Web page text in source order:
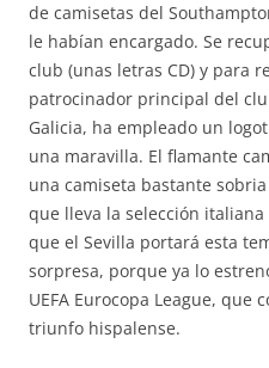
de camisetas del
le habían encargado. Se
club (unas letras CD) y para
patrocinador principal del
Galicia, ha empleado un
una maravilla. El flamante
una camiseta bastante
que lleva la selección
que el Sevilla portará esta
sorpresa, porque ya lo
UEFA Eurocopa League, que
triunfo hispalense.